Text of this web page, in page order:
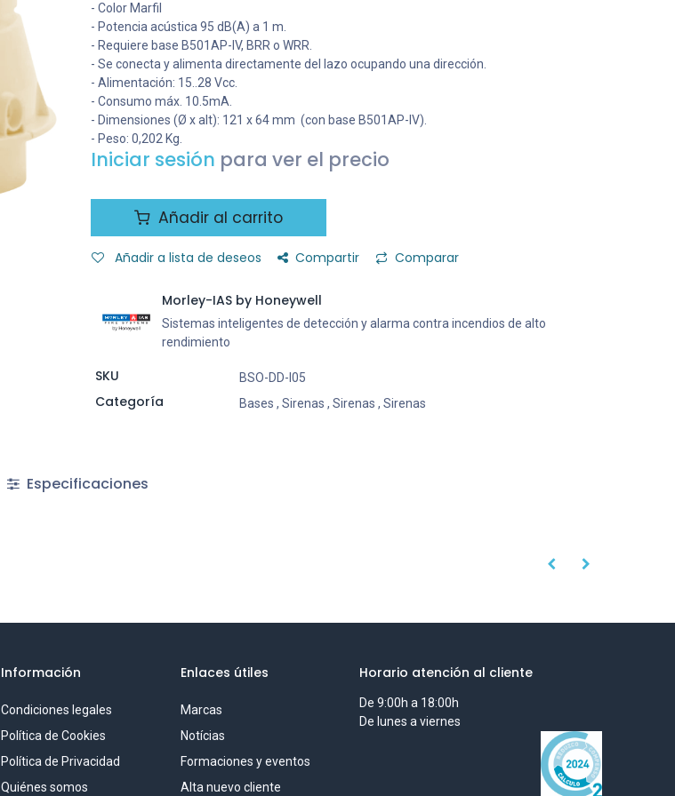
- Color Marfil
- Potencia acústica 95 dB(A) a 1 m.
- Requiere base B501AP-IV, BRR o WRR.
- Se conecta y alimenta directamente del lazo ocupando una dirección.
- Alimentación: 15..28 Vcc.
- Consumo máx. 10.5mA.
- Dimensiones (Ø x alt): 121 x 64 mm (con base B501AP-IV).
- Peso: 0,202 Kg.
Iniciar sesión para ver el precio
Añadir al carrito
Añadir a lista de deseos Compartir Comparar
Morley-IAS by Honeywell
Sistemas inteligentes de detección y alarma contra incendios de alto
rendimiento
SKU BSO-DD-I05
Categoría Bases , Sirenas , Sirenas , Sirenas
Especificaciones
Información
Condiciones legales
Política de Cookies
Política de Privacidad
Quiénes somos
Enlaces útiles
Marcas
Notícias
Formaciones y eventos
Alta nuevo cliente
Horario atención al cliente
De 9:00h a 18:00h
De lunes a viernes